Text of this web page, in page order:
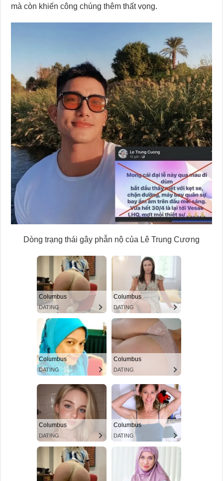
mà còn khiến công chúng thêm thất vọng.
Dòng trạng thái gây phẫn nộ của Lê Trung Cương